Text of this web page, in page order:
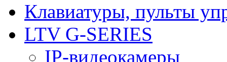
Клавиатуры, пульты
LTV G-SERIES
IP-видеокамеры